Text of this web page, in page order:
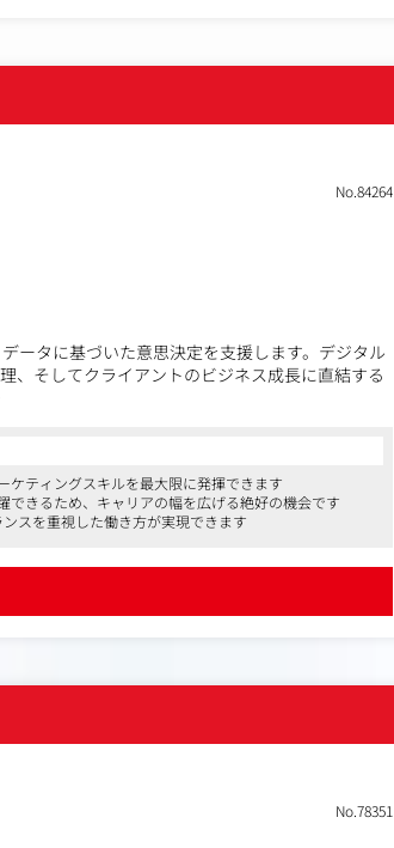
No.84264
ータに基づいた意思決定を支援します。デジタル
、そしてクライアントのビジネス成長に直結する
等）を用いたキャンペーンのトラッキング
よびあらかじめ定義されたKPIの進捗管理。
なデータを整理し、クライアントが次のアクショ
び簡易的なデータクレンジング・加工。
用・保守。
ティングスキルを最大限に発揮できます
きるため、キャリアの幅を広げる絶好の機会です
スを重視した働き方が実現できます
No.78351